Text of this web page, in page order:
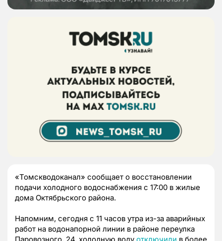
«Томскводоканал» сообщает о восстановлении
подачи холодного водоснабжения с 17:00 в жилые
дома Октябрьского района.
Напомним, сегодня с 11 часов утра из-за аварийных
работ на водонапорной линии в районе переулка
Паровозного, 24, холодную воду отключили в более